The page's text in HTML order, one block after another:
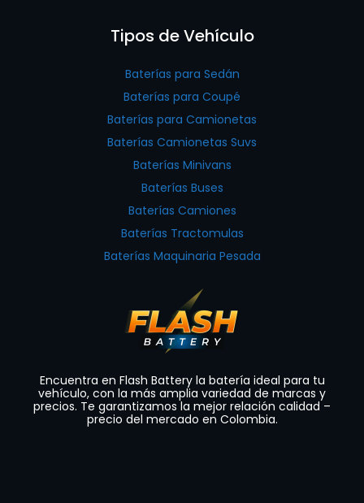
Tipos de Vehículo
Baterías para Sedán
Baterías para Coupé
Baterías para Camionetas
Baterías Camionetas Suvs
Baterías Minivans
Baterías Buses
Baterías Camiones
Baterías Tractomulas
Baterías Maquinaria Pesada
Encuentra en Flash Battery la batería ideal para tu
vehículo, con la más amplia variedad de marcas y
precios. Te garantizamos la mejor relación calidad –
precio del mercado en Colombia.